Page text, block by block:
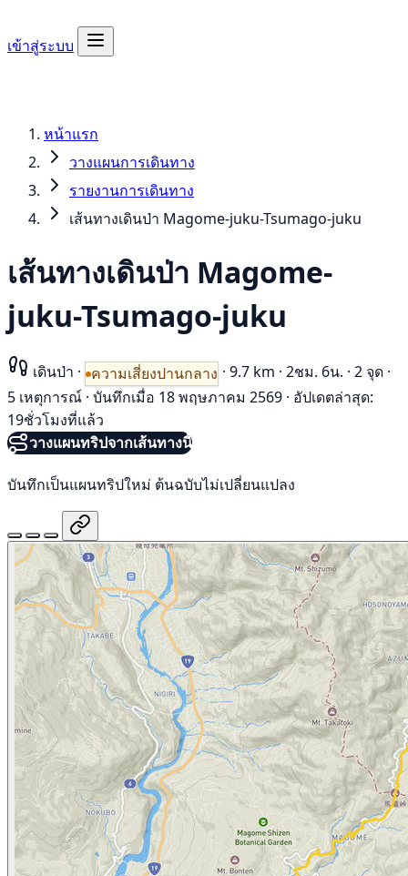
เข้าสู่ระบบ
หน้าแรก
วางแผนการเดินทาง
รายงานการเดินทาง
เส้นทางเดินป่า Magome-juku-Tsumago-juku
เส้นทางเดินป่า Magome-
juku-Tsumago-juku
เดินป่า · ความเสี่ยงปานกลาง · 9.7 km · 2ชม. 6น. · 2 จุด ·
5 เหตุการณ์ · บันทึกเมื่อ 18 พฤษภาคม 2569 · อัปเดตล่าสุด:
19ชั่วโมงที่แล้ว
วางแผนทริปจากเส้นทางนี้
บันทึกเป็นแผนทริปใหม่ ต้นฉบับไม่เปลี่ยนแปลง